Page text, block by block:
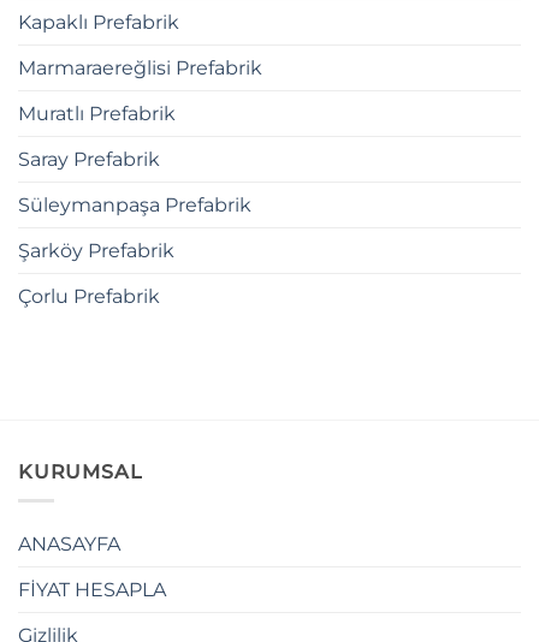
Kapaklı Prefabrik
Marmaraereğlisi Prefabrik
Muratlı Prefabrik
Saray Prefabrik
Süleymanpaşa Prefabrik
Şarköy Prefabrik
Çorlu Prefabrik
KURUMSAL
ANASAYFA
FİYAT HESAPLA
Gizlilik